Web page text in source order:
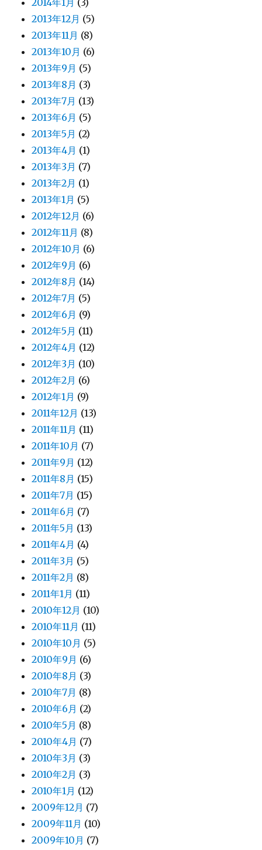
2014年1月 (3)
2013年12月 (5)
2013年11月 (8)
2013年10月 (6)
2013年9月 (5)
2013年8月 (3)
2013年7月 (13)
2013年6月 (5)
2013年5月 (2)
2013年4月 (1)
2013年3月 (7)
2013年2月 (1)
2013年1月 (5)
2012年12月 (6)
2012年11月 (8)
2012年10月 (6)
2012年9月 (6)
2012年8月 (14)
2012年7月 (5)
2012年6月 (9)
2012年5月 (11)
2012年4月 (12)
2012年3月 (10)
2012年2月 (6)
2012年1月 (9)
2011年12月 (13)
2011年11月 (11)
2011年10月 (7)
2011年9月 (12)
2011年8月 (15)
2011年7月 (15)
2011年6月 (7)
2011年5月 (13)
2011年4月 (4)
2011年3月 (5)
2011年2月 (8)
2011年1月 (11)
2010年12月 (10)
2010年11月 (11)
2010年10月 (5)
2010年9月 (6)
2010年8月 (3)
2010年7月 (8)
2010年6月 (2)
2010年5月 (8)
2010年4月 (7)
2010年3月 (3)
2010年2月 (3)
2010年1月 (12)
2009年12月 (7)
2009年11月 (10)
2009年10月 (7)